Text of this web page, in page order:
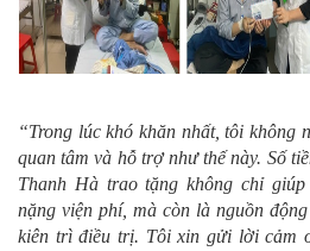
“Trong lúc khó khăn nhất, tôi không
quan tâm và hỗ trợ như thế này. Số
Thanh Hà trao tặng không chỉ
nặng viện phí, mà còn là nguồn
kiên trì điều trị. Tôi xin gửi lời cảm